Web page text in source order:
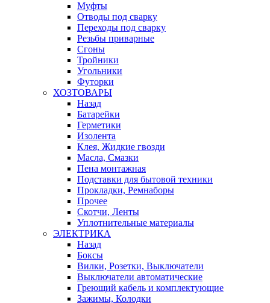
Муфты
Отводы под сварку
Переходы под сварку
Резьбы приварные
Сгоны
Тройники
Угольники
Футорки
ХОЗТОВАРЫ
Назад
Батарейки
Герметики
Изолента
Клея, Жидкие гвозди
Масла, Смазки
Пена монтажная
Подставки для бытовой техники
Прокладки, Ремнаборы
Прочее
Скотчи, Ленты
Уплотнительные материалы
ЭЛЕКТРИКА
Назад
Боксы
Вилки, Розетки, Выключатели
Выключатели автоматические
Греющий кабель и комплектующие
Зажимы, Колодки